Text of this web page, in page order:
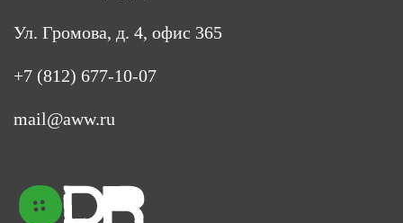
Ул. Громова, д. 4, офис 365
+7 (812) 677-10-07
mail@aww.ru